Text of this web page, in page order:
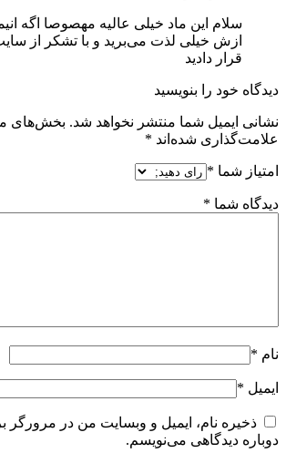
سلام این ماد خیلی عالیه مهصوصا اگه
ازش خیلی لذت می‌برید و با تشکر از
قرار دادید
دیدگاه خود را بنویسید
نشانی ایمیل شما منتشر نخواهد شد. بخش‌های
علامت‌گذاری شده‌اند *
امتیاز شما *
دیدگاه شما *
نام *
ایمیل *
ذخیره نام، ایمیل و وبسایت من در مرورگر
دوباره دیدگاهی می‌نویسم.